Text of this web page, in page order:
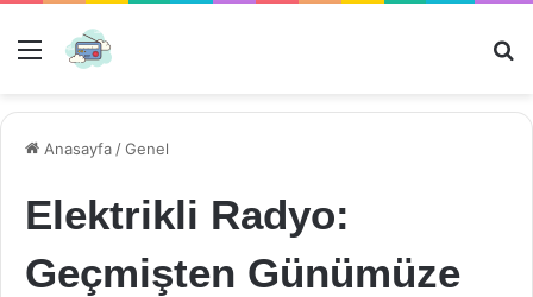
Menü
Anasayfa /Genel
Elektrikli Radyo:
Geçmişten Günümüze